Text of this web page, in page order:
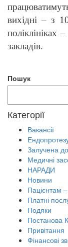
вихідні – з
поліклініках
закладів.
Пошук
Категорії
Вакансії
Залучена
Медичні
НАРАДИ
Новини
Пацієнтам
Платні
Подяки
Привітання
Фінансові